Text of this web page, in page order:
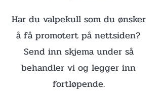
Har du valpekull som du ønsker
å få promotert på nettsiden?
Send inn skjema under så
behandler vi og legger inn
fortløpende.